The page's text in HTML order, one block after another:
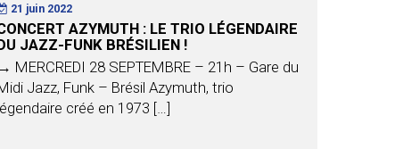
21 juin 2022
AZYMUTH : LE TRIO LÉGENDAIRE
JAZZ-FUNK BRÉSILIEN !
→ MERCREDI 28 SEPTEMBRE – 21h – Gare du
Jazz, Funk – Brésil Azymuth, trio
créé en 1973 […]